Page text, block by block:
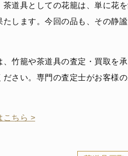
茶道具としての花籠は、単に花
たします。今回の品も、その静
、竹籠や茶道具の査定・買取を
ださい。専門の査定士がお客様
こちら >